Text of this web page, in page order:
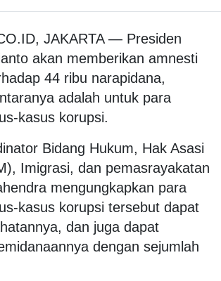
JAKARTA — Presiden
akan memberikan amnesti
44 ribu narapidana,
adalah untuk para
kasus korupsi.
Bidang Hukum, Hak Asasi
Imigrasi, dan pemasrayakatan
mengungkapkan para
kasus korupsi tersebut dapat
dan juga dapat
dengan sejumlah